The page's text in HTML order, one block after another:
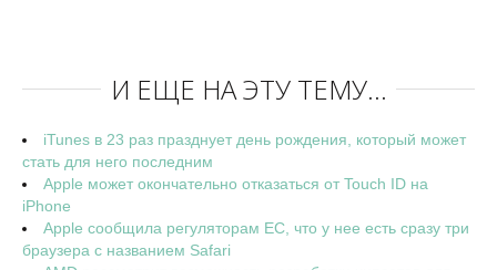
И ЕЩЕ НА ЭТУ ТЕМУ...
iTunes в 23 раз празднует день рождения, который может
стать для него последним
Apple может окончательно отказаться от Touch ID на
iPhone
Apple сообщила регуляторам ЕС, что у нее есть сразу три
браузера с названием Safari